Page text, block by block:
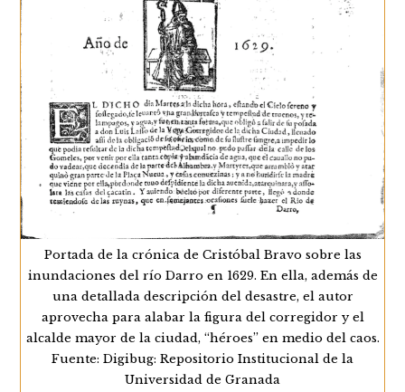
Portada de la crónica de Cristóbal Bravo sobre las
inundaciones del río Darro en 1629. En ella, además de
una detallada descripción del desastre, el autor
aprovecha para alabar la figura del corregidor y el
alcalde mayor de la ciudad, “héroes” en medio del caos.
Fuente: Digibug: Repositorio Institucional de la
Universidad de Granada